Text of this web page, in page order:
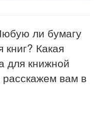
ли бумагу
Какая
для книжной
вам в